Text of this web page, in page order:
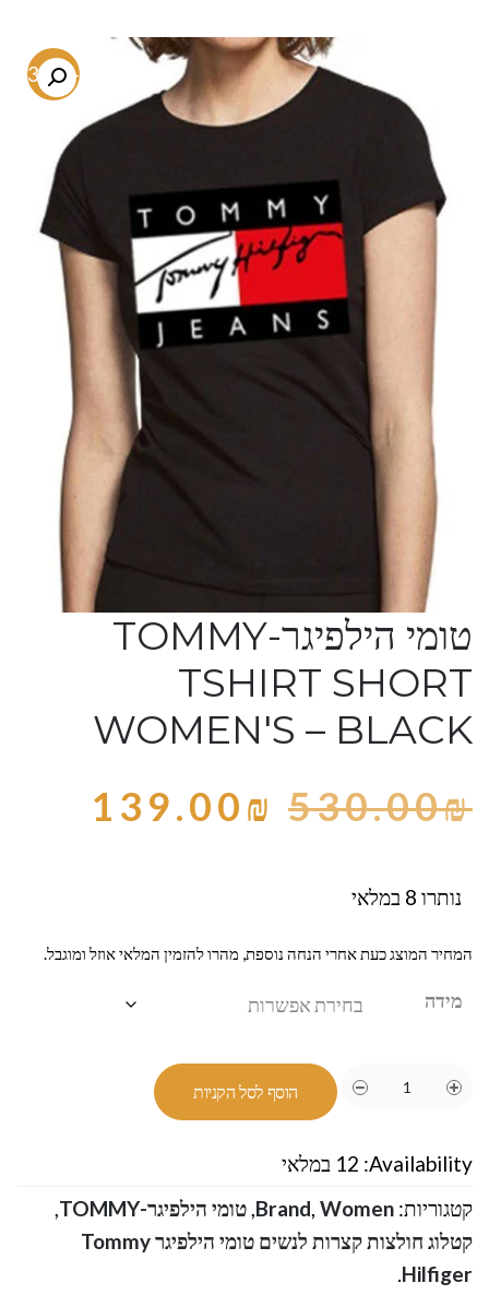
-73.8%
טומי הילפיגר-TOMMY
TSHIRT SHORT
WOMEN'S – BLACK
530.00₪
139.00₪
נותרו 8 במלאי
המחיר המוצג כעת אחרי הנחה נוספת, מהרו להזמין המלאי אוזל ומוגבל.
מידה
הוסף לסל הקניות
Availability: 12 במלאי
קטגוריות:
Brand, Women
,טומי הילפיגר-TOMMY
,
קטלוג חולצות קצרות לנשים טומי הילפיגר Tommy
Hilfiger
.